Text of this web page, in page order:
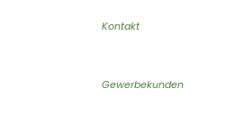
Kontakt
Gewerbekunden